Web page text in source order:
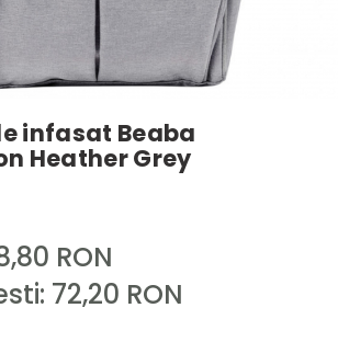
infasat Beaba
Heather Grey
RON
72,20 RON